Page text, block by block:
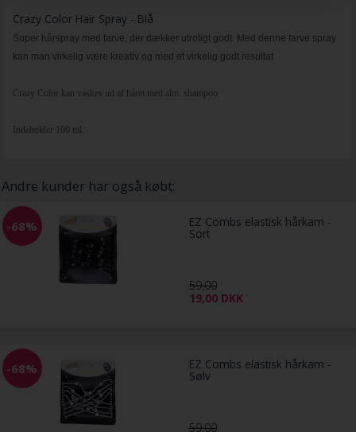
Crazy Color Hair Spray - Blå
Super hårspray med farve, der dækker utroligt godt. Med denne farve spray
kan man virkelig være kreativ og med et virkelig godt resultat
Crazy Color kan vaskes ud af håret med alm. shampoo.
Indeholder 100 ml.
Andre kunder har også købt:
-68% EZ Combs elastisk hårkam -
Sort
59,00
19,00 DKK
-68% EZ Combs elastisk hårkam -
Sølv
59,00